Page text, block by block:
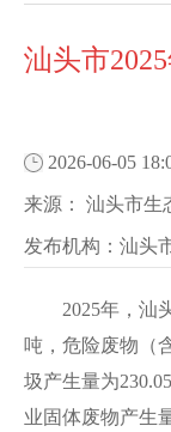
汕头市
2026-06-05
来源： 汕头市生
发布机构： 汕头
2025年，汕头
吨，危险废物（
圾产生量为
业固体废物产生